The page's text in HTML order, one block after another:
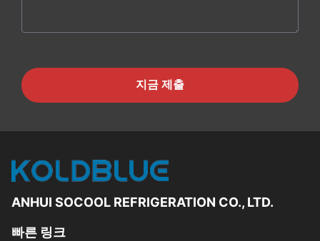
지금 제출
ANHUI SOCOOL REFRIGERATION CO., LTD.
빠른 링크